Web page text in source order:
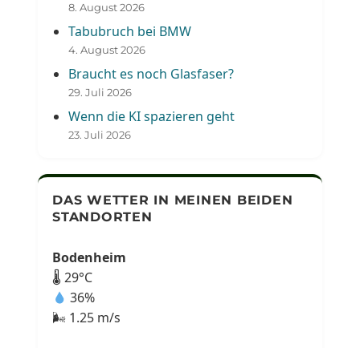
8. August 2026
Tabubruch bei BMW
4. August 2026
Braucht es noch Glasfaser?
29. Juli 2026
Wenn die KI spazieren geht
23. Juli 2026
DAS WETTER IN MEINEN BEIDEN
STANDORTEN
Bodenheim
🌡 29°C
36%
🌬 1.25 m/s